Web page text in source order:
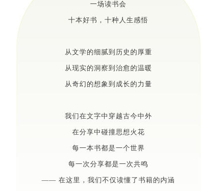
一场读书会
十本好书，十种人生感悟
从文学的细腻到历史的厚重
从现实的洞察到治愈的温暖
从奇幻的想象到成长的力量
我们在文字中穿越古今中外
在分享中碰撞思想火花
每一本书都是一个世界
每一次分享都是一次共鸣
—— 在这里，我们不仅读懂了书籍的内涵